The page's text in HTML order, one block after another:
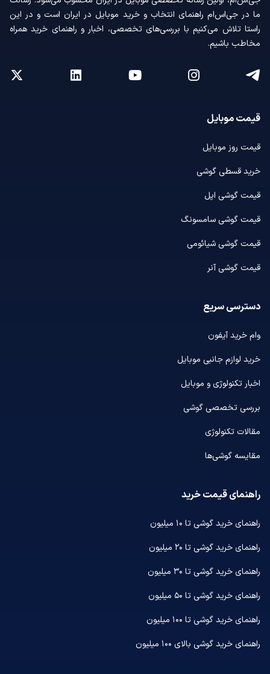
ما در جی‌اس‌ام راهنمای انتخاب و خرید موبایل در ایران است و در این
راستا تلاش می‌کنیم با بررسی‌های تخصصی، اخبار و راهنمای خرید همراه
مخاطب باشیم.
قیمت موبایل
قیمت روز موبایل
خرید قسطی گوشی
قیمت گوشی اپل
قیمت گوشی سامسونگ
قیمت گوشی شیائومی
قیمت گوشی آنر
دسترسی سریع
وام خرید آیفون
خرید لوازم جانبی موبایل
اخبار تکنولوژی و موبایل
بررسی تخصصی گوشی
مقالات تکنولوژی
مقایسه گوشی‌ها
راهنمای قیمت خرید
راهنمای خرید گوشی تا ۱۰ میلیون
راهنمای خرید گوشی تا ۲۰ میلیون
راهنمای خرید گوشی تا ۳۰ میلیون
راهنمای خرید گوشی تا ۵۰ میلیون
راهنمای خرید گوشی تا ۱۰۰ میلیون
راهنمای خرید گوشی بالای ۱۰۰ میلیون